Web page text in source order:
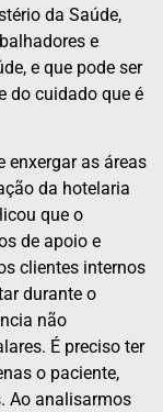
da Saúde,
e
e que pode ser
do cuidado que é
enxergar as áreas
da hotelaria
que o
de apoio e
clientes internos
durante o
não
É preciso ter
o paciente,
Ao analisarmos